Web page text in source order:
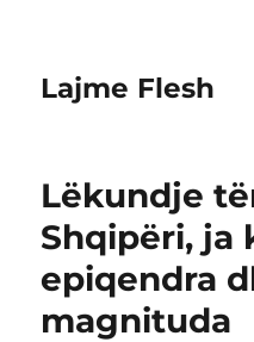
Lajme Flesh
Lëkundje
Shqipëri, ja
epiqendra
magnituda